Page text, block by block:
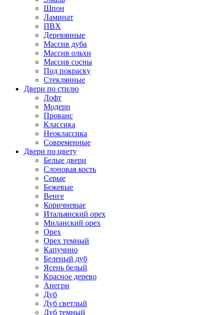
Шпон
Ламинат
ПВХ
Деревянные
Массив дуба
Массив ольхи
Массив сосны
Под покраску
Стеклянные
Двери по стилю
Лофт
Модерн
Прованс
Классика
Неоклассика
Современные
Двери по цвету
Белые двери
Слоновая кость
Серые
Бежевые
Венге
Коричневые
Итальянский орех
Миланский орех
Орех
Орех темный
Капучино
Беленый дуб
Ясень белый
Красное дерево
Анегри
Дуб
Дуб светлый
Дуб темный